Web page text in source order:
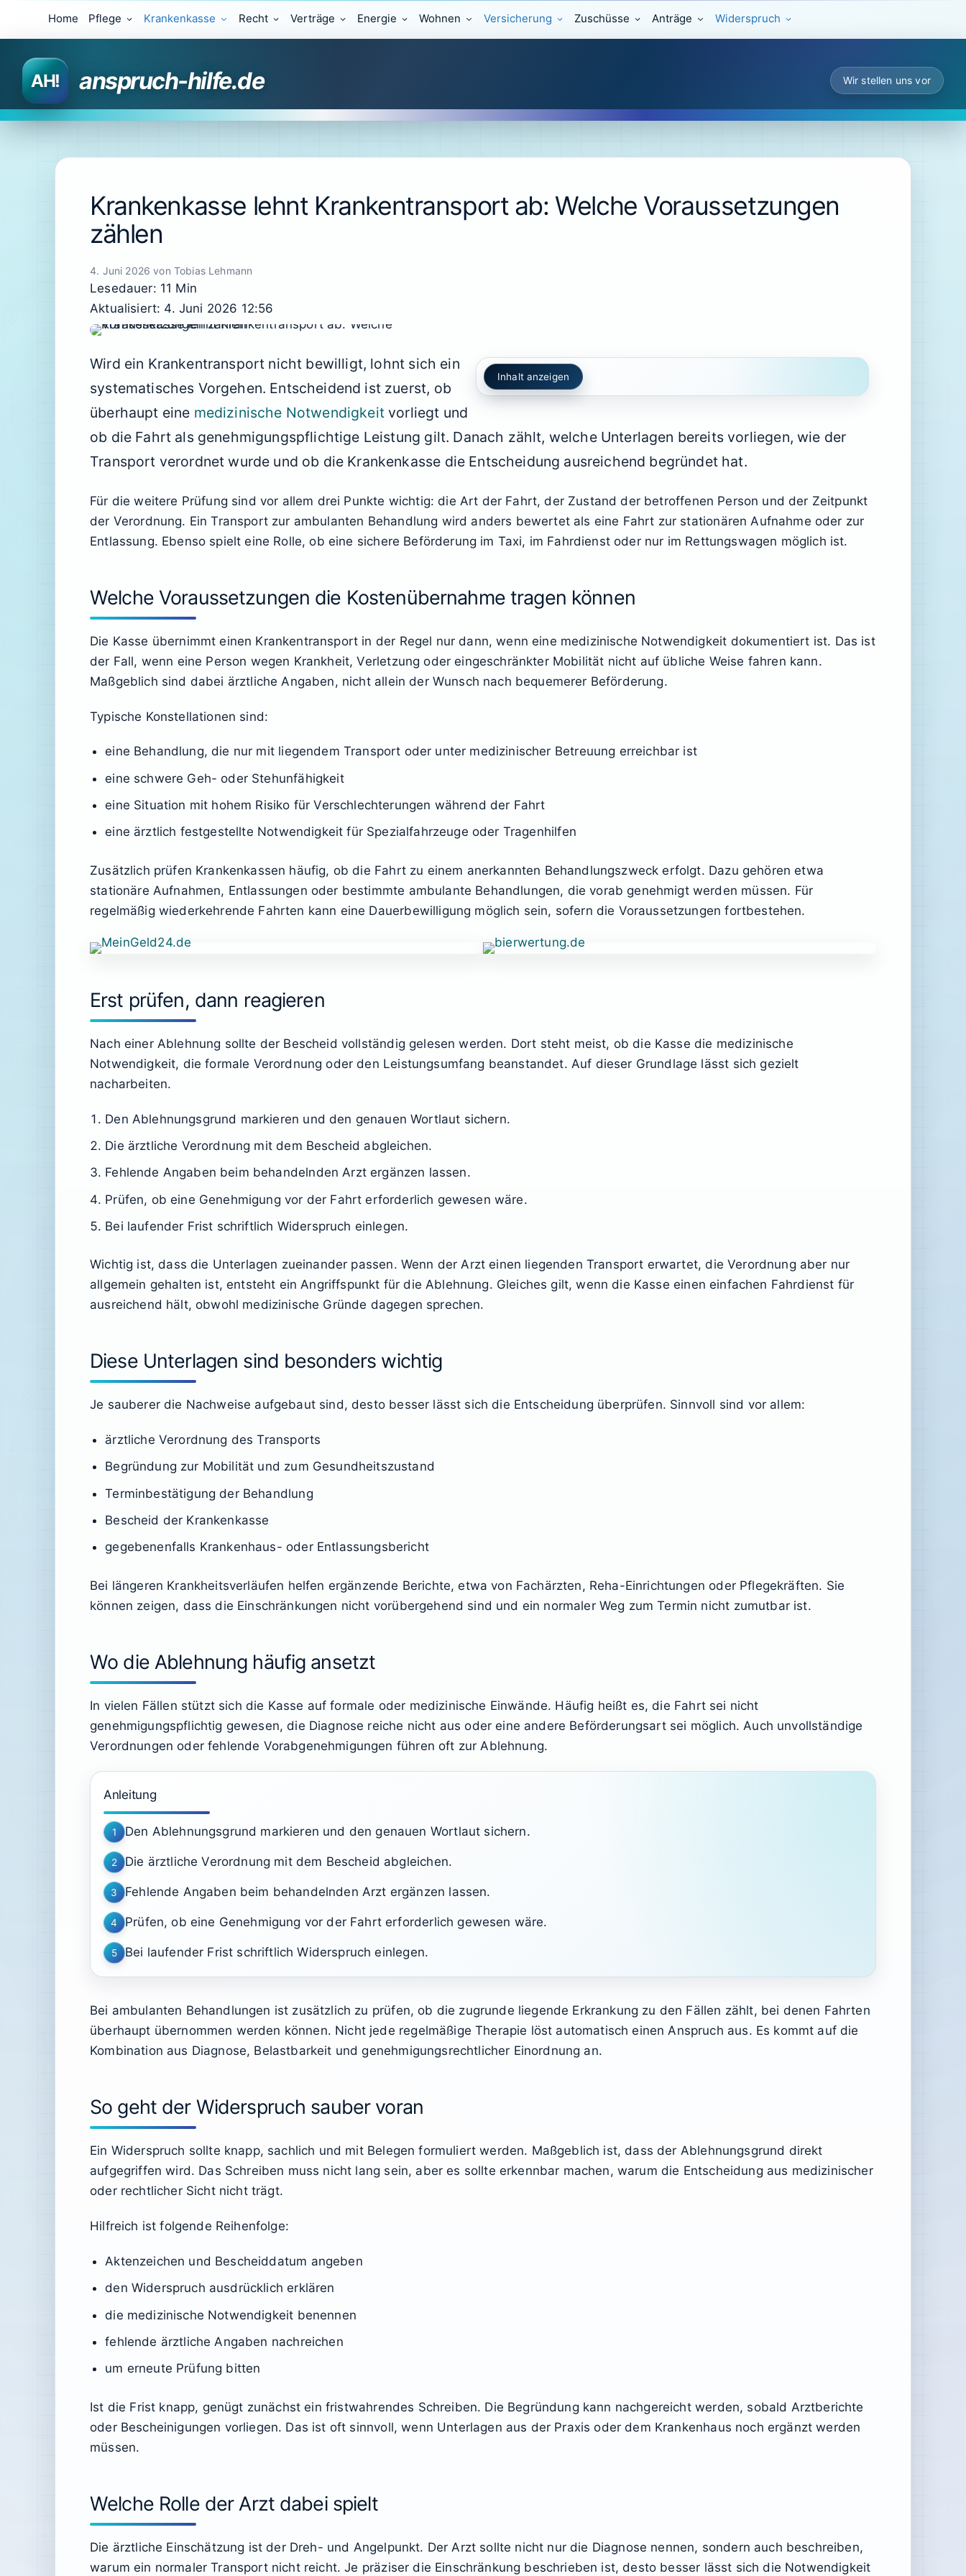
Home Pflege Krankenkasse Recht Verträge Energie Wohnen Versicherung Zuschüsse Anträge Widerspruch
anspruch-hilfe.de Wir stellen uns vor
Krankenkasse lehnt Krankentransport ab: Welche Voraussetzungen
zählen
4. Juni 2026 von Tobias Lehmann
Lesedauer: 11 Min
Aktualisiert: 4. Juni 2026 12:56
Inhalt anzeigen
Wird ein Krankentransport nicht bewilligt, lohnt sich ein
systematisches Vorgehen. Entscheidend ist zuerst, ob
überhaupt eine medizinische Notwendigkeitvorliegt und
ob die Fahrt als genehmigungspflichtige Leistung gilt. Danach zählt, welche Unterlagen bereits vorliegen, wie der
Transport verordnet wurde und ob die Krankenkasse die Entscheidung ausreichend begründet hat.
Für die weitere Prüfung sind vor allem drei Punkte wichtig: die Art der Fahrt, der Zustand der betroffenen Person und der Zeitpunkt
der Verordnung. Ein Transport zur ambulanten Behandlung wird anders bewertet als eine Fahrt zur stationären Aufnahme oder zur
Entlassung. Ebenso spielt eine Rolle, ob eine sichere Beförderung im Taxi, im Fahrdienst oder nur im Rettungswagen möglich ist.
Welche Voraussetzungen die Kostenübernahme tragen können
Die Kasse übernimmt einen Krankentransport in der Regel nur dann, wenn eine medizinische Notwendigkeit dokumentiert ist. Das ist
der Fall, wenn eine Person wegen Krankheit, Verletzung oder eingeschränkter Mobilität nicht auf übliche Weise fahren kann.
Maßgeblich sind dabei ärztliche Angaben, nicht allein der Wunsch nach bequemerer Beförderung.
Typische Konstellationen sind:
eine Behandlung, die nur mit liegendem Transport oder unter medizinischer Betreuung erreichbar ist
eine schwere Geh- oder Stehunfähigkeit
eine Situation mit hohem Risiko für Verschlechterungen während der Fahrt
eine ärztlich festgestellte Notwendigkeit für Spezialfahrzeuge oder Tragenhilfen
Zusätzlich prüfen Krankenkassen häufig, ob die Fahrt zu einem anerkannten Behandlungszweck erfolgt. Dazu gehören etwa
stationäre Aufnahmen, Entlassungen oder bestimmte ambulante Behandlungen, die vorab genehmigt werden müssen. Für
regelmäßig wiederkehrende Fahrten kann eine Dauerbewilligung möglich sein, sofern die Voraussetzungen fortbestehen.
Erst prüfen, dann reagieren
Nach einer Ablehnung sollte der Bescheid vollständig gelesen werden. Dort steht meist, ob die Kasse die medizinische
Notwendigkeit, die formale Verordnung oder den Leistungsumfang beanstandet. Auf dieser Grundlage lässt sich gezielt
nacharbeiten.
Den Ablehnungsgrund markieren und den genauen Wortlaut sichern.
Die ärztliche Verordnung mit dem Bescheid abgleichen.
Fehlende Angaben beim behandelnden Arzt ergänzen lassen.
Prüfen, ob eine Genehmigung vor der Fahrt erforderlich gewesen wäre.
Bei laufender Frist schriftlich Widerspruch einlegen.
Wichtig ist, dass die Unterlagen zueinander passen. Wenn der Arzt einen liegenden Transport erwartet, die Verordnung aber nur
allgemein gehalten ist, entsteht ein Angriffspunkt für die Ablehnung. Gleiches gilt, wenn die Kasse einen einfachen Fahrdienst für
ausreichend hält, obwohl medizinische Gründe dagegen sprechen.
Diese Unterlagen sind besonders wichtig
Je sauberer die Nachweise aufgebaut sind, desto besser lässt sich die Entscheidung überprüfen. Sinnvoll sind vor allem:
ärztliche Verordnung des Transports
Begründung zur Mobilität und zum Gesundheitszustand
Terminbestätigung der Behandlung
Bescheid der Krankenkasse
gegebenenfalls Krankenhaus- oder Entlassungsbericht
Bei längeren Krankheitsverläufen helfen ergänzende Berichte, etwa von Fachärzten, Reha-Einrichtungen oder Pflegekräften. Sie
können zeigen, dass die Einschränkungen nicht vorübergehend sind und ein normaler Weg zum Termin nicht zumutbar ist.
Wo die Ablehnung häufig ansetzt
In vielen Fällen stützt sich die Kasse auf formale oder medizinische Einwände. Häufig heißt es, die Fahrt sei nicht
genehmigungspflichtig gewesen, die Diagnose reiche nicht aus oder eine andere Beförderungsart sei möglich. Auch unvollständige
Verordnungen oder fehlende Vorabgenehmigungen führen oft zur Ablehnung.
Anleitung
1 Den Ablehnungsgrund markieren und den genauen Wortlaut sichern.
2 Die ärztliche Verordnung mit dem Bescheid abgleichen.
3 Fehlende Angaben beim behandelnden Arzt ergänzen lassen.
4 Prüfen, ob eine Genehmigung vor der Fahrt erforderlich gewesen wäre.
5 Bei laufender Frist schriftlich Widerspruch einlegen.
Bei ambulanten Behandlungen ist zusätzlich zu prüfen, ob die zugrunde liegende Erkrankung zu den Fällen zählt, bei denen Fahrten
überhaupt übernommen werden können. Nicht jede regelmäßige Therapie löst automatisch einen Anspruch aus. Es kommt auf die
Kombination aus Diagnose, Belastbarkeit und genehmigungsrechtlicher Einordnung an.
So geht der Widerspruch sauber voran
Ein Widerspruch sollte knapp, sachlich und mit Belegen formuliert werden. Maßgeblich ist, dass der Ablehnungsgrund direkt
aufgegriffen wird. Das Schreiben muss nicht lang sein, aber es sollte erkennbar machen, warum die Entscheidung aus medizinischer
oder rechtlicher Sicht nicht trägt.
Hilfreich ist folgende Reihenfolge:
Aktenzeichen und Bescheiddatum angeben
den Widerspruch ausdrücklich erklären
die medizinische Notwendigkeit benennen
fehlende ärztliche Angaben nachreichen
um erneute Prüfung bitten
Ist die Frist knapp, genügt zunächst ein fristwahrendes Schreiben. Die Begründung kann nachgereicht werden, sobald Arztberichte
oder Bescheinigungen vorliegen. Das ist oft sinnvoll, wenn Unterlagen aus der Praxis oder dem Krankenhaus noch ergänzt werden
müssen.
Welche Rolle der Arzt dabei spielt
Die ärztliche Einschätzung ist der Dreh- und Angelpunkt. Der Arzt sollte nicht nur die Diagnose nennen, sondern auch beschreiben,
warum ein normaler Transport nicht reicht. Je präziser die Einschränkung beschrieben ist, desto besser lässt sich die Notwendigkeit